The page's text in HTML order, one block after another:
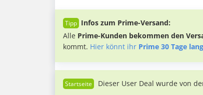
Infos zum Prime-Versand:
Alle Prime-Kunden bekommen den
kommt. Hier könnt ihr Prime 30 Tage
Dieser User Deal wurde von